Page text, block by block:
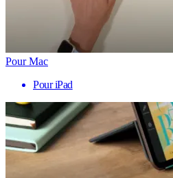
Pour Mac
Pour iPad